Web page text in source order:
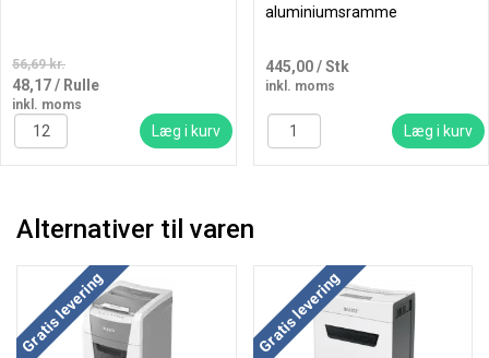
56,69 kr.
48,17/ Rulle
inkl. moms
Læg i kurv
aluminiumsramme
445,00/ Stk
inkl. moms
Læg i kurv
Alternativer til varen
Gratis levering Gratis levering